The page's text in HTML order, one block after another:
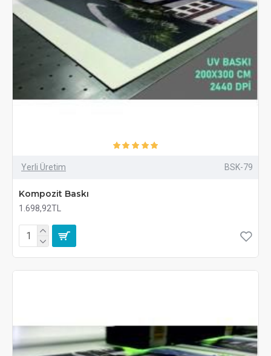
Yerli Üretim BSK-79
Kompozit Baskı
1.698,92TL